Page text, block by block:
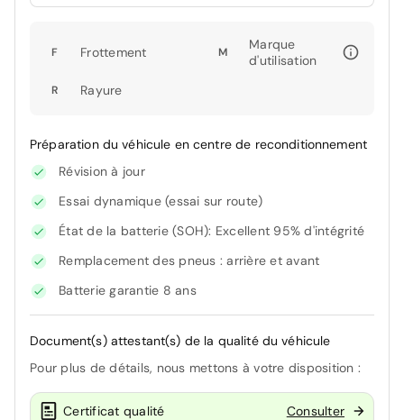
F Frottement M
Marque
d'utilisation
R Rayure
Préparation du véhicule en centre de reconditionnement
Révision à jour
Essai dynamique (essai sur route)
État de la batterie (SOH): Excellent 95% d'intégrité
Remplacement des pneus : arrière et avant
Batterie garantie 8 ans
Document(s) attestant(s) de la qualité du véhicule
Pour plus de détails, nous mettons à votre disposition :
Certificat qualité Consulter